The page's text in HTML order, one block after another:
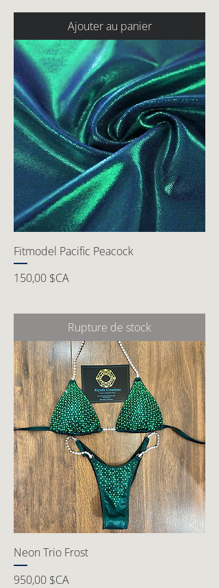
Ajouter au panier
Fitmodel Pacific Peacock
Prix
150,00 $CA
Rupture de stock
Neon Trio Frost
Prix
950,00 $CA